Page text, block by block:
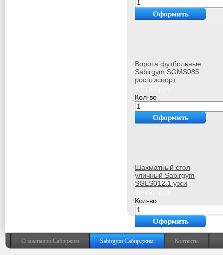
Оформить
Ворота футбольные
Sabirgym SGMS085
росптиспорт
Кол-во
Оформить
Шахматный стол
уличный Sabirgym
SGLS012.1 узси
Кол-во
Оформить
покупку
О компании Сабиржим Sabirgym Сабирджим Контакты